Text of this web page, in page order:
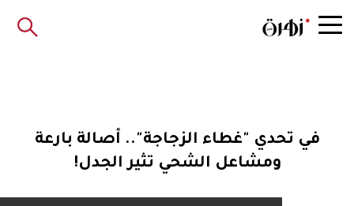
في تحدي "غطاء الزجاجة".. أصالة بارعة
ومشاعل الشحي تثير الجدل!